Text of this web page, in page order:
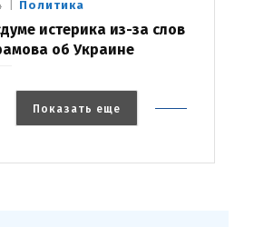
Политика
истерика из-за слов
об Украине
Показать еще